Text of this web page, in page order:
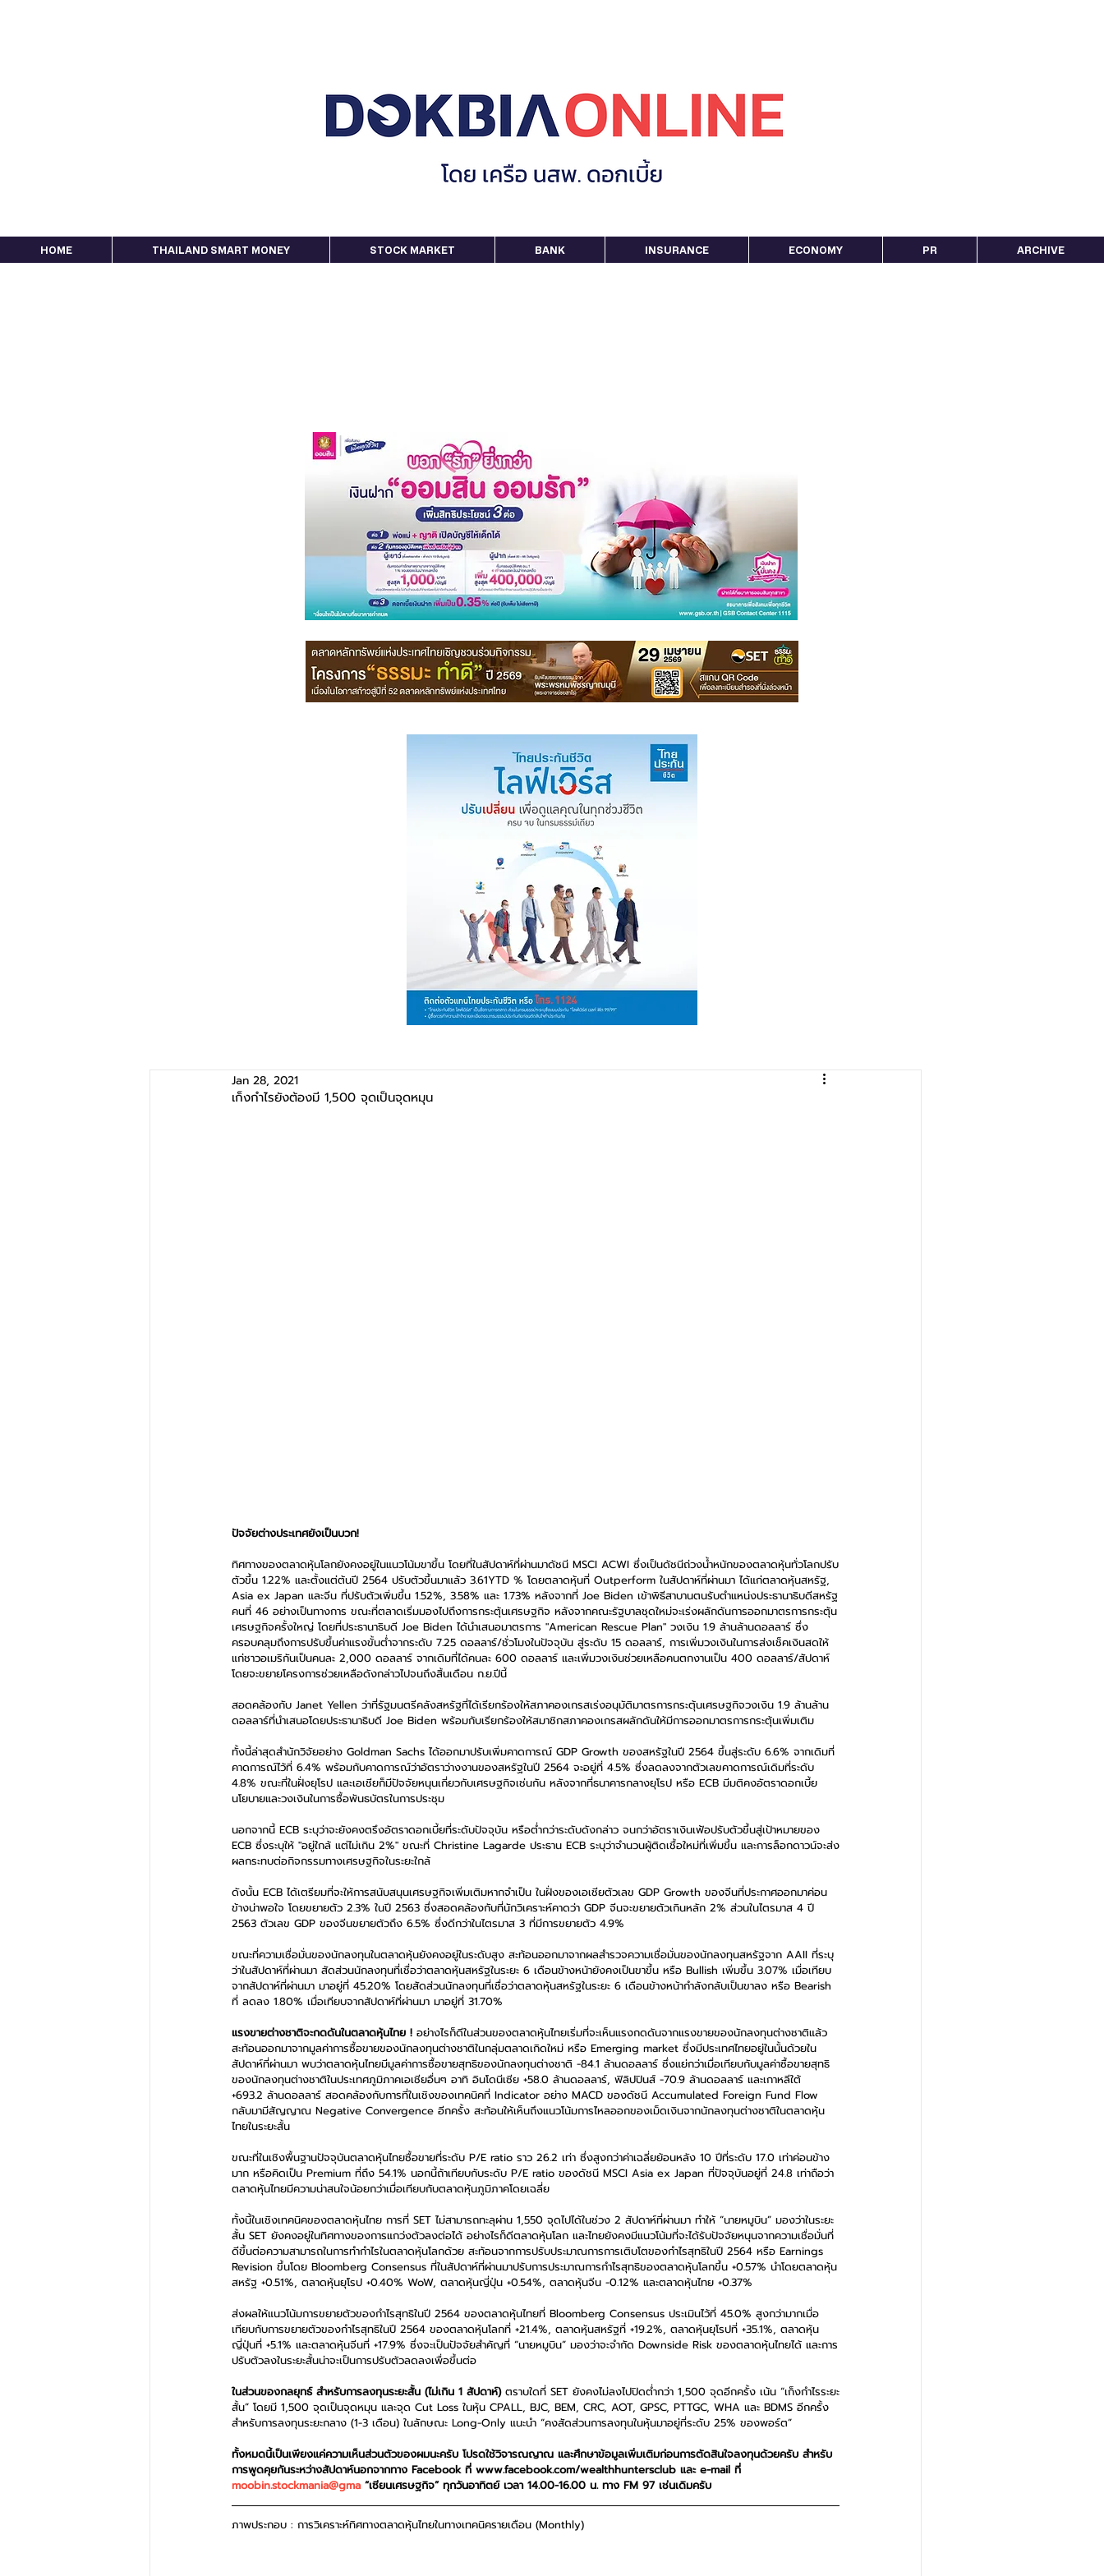
HOME THAILAND SMART MONEY STOCK MARKET BANK INSURANCE ECONOMY PR ARCHIVE
เก็งกำไรยังต้องมี 1,500 จุดเป็นจุดหมุน
Jan 28, 2021
ปัจจัยต่างประเทศยังเป็นบวก!
ทิศทางของตลาดหุ้นโลกยังคงอยู่ในแนวโน้มขาขึ้น โดยที่ในสัปดาห์ที่ผ่านมาดัชนี MSCI ACWI ซึ่งเป็นดัชนีถ่วงน้ำหนักของตลาดหุ้นทั่วโลกปรับ
ตัวขึ้น 1.22% และตั้งแต่ต้นปี 2564 ปรับตัวขึ้นมาแล้ว 3.61YTD % โดยตลาดหุ้นที่ Outperform ในสัปดาห์ที่ผ่านมา ได้แก่ตลาดหุ้นสหรัฐ,
Asia ex Japan และจีน ที่ปรับตัวเพิ่มขึ้น 1.52%, 3.58% และ 1.73% หลังจากที่ Joe Biden เข้าพิธีสาบานตนรับตำแหน่งประธานาธิบดีสหรัฐ
คนที่ 46 อย่างเป็นทางการ ขณะที่ตลาดเริ่มมองไปถึงการกระตุ้นเศรษฐกิจ หลังจากคณะรัฐบาลชุดใหม่จะเร่งผลักดันการออกมาตรการกระตุ้น
เศรษฐกิจครั้งใหญ่ โดยที่ประธานาธิบดี Joe Biden ได้นำเสนอมาตรการ "American Rescue Plan" วงเงิน 1.9 ล้านล้านดอลลาร์ ซึ่ง
ครอบคลุมถึงการปรับขึ้นค่าแรงขั้นต่ำจากระดับ 7.25 ดอลลาร์/ชั่วโมงในปัจจุบัน สู่ระดับ 15 ดอลลาร์, การเพิ่มวงเงินในการส่งเช็คเงินสดให้
แก่ชาวอเมริกันเป็นคนละ 2,000 ดอลลาร์ จากเดิมที่ได้คนละ 600 ดอลลาร์ และเพิ่มวงเงินช่วยเหลือคนตกงานเป็น 400 ดอลลาร์/สัปดาห์
โดยจะขยายโครงการช่วยเหลือดังกล่าวไปจนถึงสิ้นเดือน ก.ย.ปีนี้
สอดคล้องกับ Janet Yellen ว่าที่รัฐมนตรีคลังสหรัฐที่ได้เรียกร้องให้สภาคองเกรสเร่งอนุมัติมาตรการกระตุ้นเศรษฐกิจวงเงิน 1.9 ล้านล้าน
ดอลลาร์ที่นำเสนอโดยประธานาธิบดี Joe Biden พร้อมกับเรียกร้องให้สมาชิกสภาคองเกรสผลักดันให้มีการออกมาตรการกระตุ้นเพิ่มเติม
ทั้งนี้ล่าสุดสำนักวิจัยอย่าง Goldman Sachs ได้ออกมาปรับเพิ่มคาดการณ์ GDP Growth ของสหรัฐในปี 2564 ขึ้นสู่ระดับ 6.6% จากเดิมที่
คาดการณ์ไว้ที่ 6.4% พร้อมกับคาดการณ์ว่าอัตราว่างงานของสหรัฐในปี 2564 จะอยู่ที่ 4.5% ซึ่งลดลงจากตัวเลขคาดการณ์เดิมที่ระดับ
4.8% ขณะที่ในฝั่งยุโรป และเอเชียก็มีปัจจัยหนุนเกี่ยวกับเศรษฐกิจเช่นกัน หลังจากที่ธนาคารกลางยุโรป หรือ ECB มีมติคงอัตราดอกเบี้ย
นโยบายและวงเงินในการซื้อพันธบัตรในการประชุม
นอกจากนี้ ECB ระบุว่าจะยังคงตรึงอัตราดอกเบี้ยที่ระดับปัจจุบัน หรือต่ำกว่าระดับดังกล่าว จนกว่าอัตราเงินเฟ้อปรับตัวขึ้นสู่เป้าหมายของ
ECB ซึ่งระบุให้ "อยู่ใกล้ แต่ไม่เกิน 2%" ขณะที่ Christine Lagarde ประธาน ECB ระบุว่าจำนวนผู้ติดเชื้อใหม่ที่เพิ่มขึ้น และการล็อกดาวน์จะส่ง
ผลกระทบต่อกิจกรรมทางเศรษฐกิจในระยะใกล้
ดังนั้น ECB ได้เตรียมที่จะให้การสนับสนุนเศรษฐกิจเพิ่มเติมหากจำเป็น ในฝั่งของเอเชียตัวเลข GDP Growth ของจีนที่ประกาศออกมาค่อน
ข้างน่าพอใจ โดยขยายตัว 2.3% ในปี 2563 ซึ่งสอดคล้องกับที่นักวิเคราะห์คาดว่า GDP จีนจะขยายตัวเกินหลัก 2% ส่วนในไตรมาส 4 ปี
2563 ตัวเลข GDP ของจีนขยายตัวถึง 6.5% ซึ่งดีกว่าในไตรมาส 3 ที่มีการขยายตัว 4.9%
ขณะที่ความเชื่อมั่นของนักลงทุนในตลาดหุ้นยังคงอยู่ในระดับสูง สะท้อนออกมาจากผลสำรวจความเชื่อมั่นของนักลงทุนสหรัฐจาก AAII ที่ระบุ
ว่าในสัปดาห์ที่ผ่านมา สัดส่วนนักลงทุนที่เชื่อว่าตลาดหุ้นสหรัฐในระยะ 6 เดือนข้างหน้ายังคงเป็นขาขึ้น หรือ Bullish เพิ่มขึ้น 3.07% เมื่อเทียบ
จากสัปดาห์ที่ผ่านมา มาอยู่ที่ 45.20% โดยสัดส่วนนักลงทุนที่เชื่อว่าตลาดหุ้นสหรัฐในระยะ 6 เดือนข้างหน้ากำลังกลับเป็นขาลง หรือ Bearish
ที่ ลดลง 1.80% เมื่อเทียบจากสัปดาห์ที่ผ่านมา มาอยู่ที่ 31.70%
แรงขายต่างชาติจะกดดันในตลาดหุ้นไทย ! อย่างไรก็ดีในส่วนของตลาดหุ้นไทยเริ่มที่จะเห็นแรงกดดันจากแรงขายของนักลงทุนต่างชาติแล้ว
สะท้อนออกมาจากมูลค่าการซื้อขายของนักลงทุนต่างชาติในกลุ่มตลาดเกิดใหม่ หรือ Emerging market ซึ่งมีประเทศไทยอยู่ในนั้นด้วยใน
สัปดาห์ที่ผ่านมา พบว่าตลาดหุ้นไทยมีมูลค่าการซื้อขายสุทธิของนักลงทุนต่างชาติ -84.1 ล้านดอลลาร์ ซึ่งแย่กว่าเมื่อเทียบกับมูลค่าซื้อขายสุทธิ
ของนักลงทุนต่างชาติในประเทศภูมิภาคเอเชียอื่นๆ อาทิ อินโดนีเซีย +58.0 ล้านดอลลาร์, ฟิลิปปินส์ -70.9 ล้านดอลลาร์ และเกาหลีใต้
+693.2 ล้านดอลลาร์ สอดคล้องกับการที่ในเชิงของเทคนิคที่ Indicator อย่าง MACD ของดัชนี Accumulated Foreign Fund Flow
กลับมามีสัญญาณ Negative Convergence อีกครั้ง สะท้อนให้เห็นถึงแนวโน้มการไหลออกของเม็ดเงินจากนักลงทุนต่างชาติในตลาดหุ้น
ไทยในระยะสั้น
ขณะที่ในเชิงพื้นฐานปัจจุบันตลาดหุ้นไทยซื้อขายที่ระดับ P/E ratio ราว 26.2 เท่า ซึ่งสูงกว่าค่าเฉลี่ยย้อนหลัง 10 ปีที่ระดับ 17.0 เท่าค่อนข้าง
มาก หรือคิดเป็น Premium ที่ถึง 54.1% นอกนี้ถ้าเทียบกับระดับ P/E ratio ของดัชนี MSCI Asia ex Japan ที่ปัจจุบันอยู่ที่ 24.8 เท่าถือว่า
ตลาดหุ้นไทยมีความน่าสนใจน้อยกว่าเมื่อเทียบกับตลาดหุ้นภูมิภาคโดยเฉลี่ย
ทั้งนี้ในเชิงเทคนิคของตลาดหุ้นไทย การที่ SET ไม่สามารถทะลุผ่าน 1,550 จุดไปได้ในช่วง 2 สัปดาห์ที่ผ่านมา ทำให้ “นายหมูบิน” มองว่าในระยะ
สั้น SET ยังคงอยู่ในทิศทางของการแกว่งตัวลงต่อได้ อย่างไรก็ดีตลาดหุ้นโลก และไทยยังคงมีแนวโน้มที่จะได้รับปัจจัยหนุนจากความเชื่อมั่นที่
ดีขึ้นต่อความสามารถในการทำกำไรในตลาดหุ้นโลกด้วย สะท้อนจากการปรับประมาณการการเติบโตของกำไรสุทธิในปี 2564 หรือ Earnings
Revision ขึ้นโดย Bloomberg Consensus ที่ในสัปดาห์ที่ผ่านมาปรับการประมาณการกำไรสุทธิของตลาดหุ้นโลกขึ้น +0.57% นำโดยตลาดหุ้น
สหรัฐ +0.51%, ตลาดหุ้นยุโรป +0.40% WoW, ตลาดหุ้นญี่ปุ่น +0.54%, ตลาดหุ้นจีน -0.12% และตลาดหุ้นไทย +0.37%
ส่งผลให้แนวโน้มการขยายตัวของกำไรสุทธิในปี 2564 ของตลาดหุ้นไทยที่ Bloomberg Consensus ประเมินไว้ที่ 45.0% สูงกว่ามากเมื่อ
เทียบกับการขยายตัวของกำไรสุทธิในปี 2564 ของตลาดหุ้นโลกที่ +21.4%, ตลาดหุ้นสหรัฐที่ +19.2%, ตลาดหุ้นยุโรปที่ +35.1%, ตลาดหุ้น
ญี่ปุ่นที่ +5.1% และตลาดหุ้นจีนที่ +17.9% ซึ่งจะเป็นปัจจัยสำคัญที่ “นายหมูบิน” มองว่าจะจำกัด Downside Risk ของตลาดหุ้นไทยได้ และการ
ปรับตัวลงในระยะสั้นน่าจะเป็นการปรับตัวลดลงเพื่อขึ้นต่อ
ในส่วนของกลยุทธ์ สำหรับการลงทุนระยะสั้น (ไม่เกิน 1 สัปดาห์) ตราบใดที่ SET ยังคงไม่ลงไปปิดต่ำกว่า 1,500 จุดอีกครั้ง เน้น “เก็งกำไรระยะ
สั้น” โดยมี 1,500 จุดเป็นจุดหมุน และจุด Cut Loss ในหุ้น CPALL, BJC, BEM, CRC, AOT, GPSC, PTTGC, WHA และ BDMS อีกครั้ง
สำหรับการลงทุนระยะกลาง (1-3 เดือน) ในลักษณะ Long-Only แนะนำ “คงสัดส่วนการลงทุนในหุ้นมาอยู่ที่ระดับ 25% ของพอร์ต”
ทั้งหมดนี้เป็นเพียงแค่ความเห็นส่วนตัวของผมนะครับ โปรดใช้วิจารณญาณ และศึกษาข้อมูลเพิ่มเติมก่อนการตัดสินใจลงทุนด้วยครับ สำหรับ
การพูดคุยกันระหว่างสัปดาห์นอกจากทาง Facebook ที่ www.facebook.com/wealthhuntersclub และ e-mail ที่
moobin.stockmania@gma “เซียนเศรษฐกิจ” ทุกวันอาทิตย์ เวลา 14.00-16.00 น. ทาง FM 97 เช่นเดิมครับ
ภาพประกอบ : การวิเคราะห์ทิศทางตลาดหุ้นไทยในทางเทคนิครายเดือน (Monthly)